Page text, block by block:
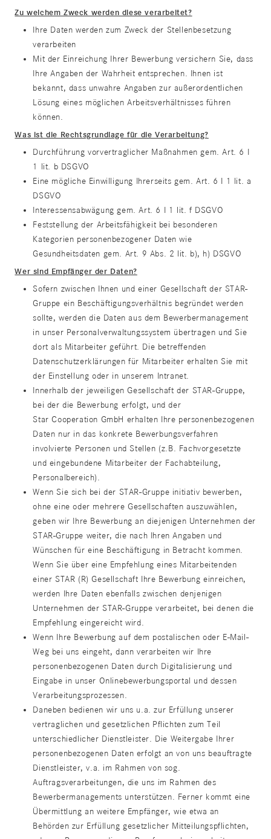
Zu welchem Zweck werden diese verarbeitet?
Ihre Daten werden zum Zweck der Stellenbesetzung
verarbeiten
Mit der Einreichung Ihrer Bewerbung versichern Sie, dass
Ihre Angaben der Wahrheit entsprechen. Ihnen ist
bekannt, dass unwahre Angaben zur außerordentlichen
Lösung eines möglichen Arbeitsverhältnisses führen
können.
Was ist die Rechtsgrundlage für die Verarbeitung?
Durchführung vorvertraglicher Maßnahmen gem. Art. 6 I
1 lit. b DSGVO
Eine mögliche Einwilligung Ihrerseits gem. Art. 6 I 1 lit. a
DSGVO
Interessensabwägung gem. Art. 6 I 1 lit. f DSGVO
Feststellung der Arbeitsfähigkeit bei besonderen
Kategorien personenbezogener Daten wie
Gesundheitsdaten gem. Art. 9 Abs. 2 lit. b), h) DSGVO
Wer sind Empfänger der Daten?
Sofern zwischen Ihnen und einer Gesellschaft der STAR-
Gruppe ein Beschäftigungsverhältnis begründet werden
sollte, werden die Daten aus dem Bewerbermanagement
in unser Personalverwaltungssystem übertragen und Sie
dort als Mitarbeiter geführt. Die betreffenden
Datenschutzerklärungen für Mitarbeiter erhalten Sie mit
der Einstellung oder in unserem Intranet.
Innerhalb der jeweiligen Gesellschaft der STAR-Gruppe,
bei der die Bewerbung erfolgt, und der
Star Cooperation GmbH erhalten Ihre personenbezogenen
Daten nur in das konkrete Bewerbungsverfahren
involvierte Personen und Stellen (z.B. Fachvorgesetzte
und eingebundene Mitarbeiter der Fachabteilung,
Personalbereich).
Wenn Sie sich bei der STAR-Gruppe initiativ bewerben,
ohne eine oder mehrere Gesellschaften auszuwählen,
geben wir Ihre Bewerbung an diejenigen Unternehmen der
STAR-Gruppe weiter, die nach Ihren Angaben und
Wünschen für eine Beschäftigung in Betracht kommen.
Wenn Sie über eine Empfehlung eines Mitarbeitenden
einer STAR (R) Gesellschaft Ihre Bewerbung einreichen,
werden Ihre Daten ebenfalls zwischen denjenigen
Unternehmen der STAR-Gruppe verarbeitet, bei denen die
Empfehlung eingereicht wird.
Wenn Ihre Bewerbung auf dem postalischen oder E-Mail-
Weg bei uns eingeht, dann verarbeiten wir Ihre
personenbezogenen Daten durch Digitalisierung und
Eingabe in unser Onlinebewerbungsportal und dessen
Verarbeitungsprozessen.
Daneben bedienen wir uns u.a. zur Erfüllung unserer
vertraglichen und gesetzlichen Pflichten zum Teil
unterschiedlicher Dienstleister. Die Weitergabe Ihrer
personenbezogenen Daten erfolgt an von uns beauftragte
Dienstleister, v.a. im Rahmen von sog.
Auftragsverarbeitungen, die uns im Rahmen des
Bewerbermanagements unterstützen. Ferner kommt eine
Übermittlung an weitere Empfänger, wie etwa an
Behörden zur Erfüllung gesetzlicher Mitteilungspflichten,